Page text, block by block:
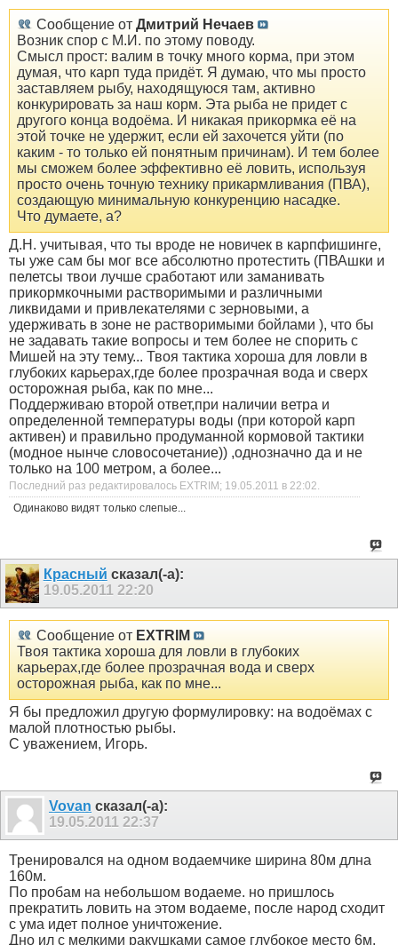
Сообщение от Дмитрий Нечаев
Возник спор с М.И. по этому поводу.
Смысл прост: валим в точку много корма, при этом
думая, что карп туда придёт. Я думаю, что мы просто
заставляем рыбу, находящуюся там, активно
конкурировать за наш корм. Эта рыба не придет с
другого конца водоёма. И никакая прикормка её на
этой точке не удержит, если ей захочется уйти (по
каким - то только ей понятным причинам). И тем более
мы сможем более эффективно её ловить, используя
просто очень точную технику прикармливания (ПВА),
создающую минимальную конкуренцию насадке.
Что думаете, а?
Д.Н. учитывая, что ты вроде не новичек в карпфишинге,
ты уже сам бы мог все абсолютно протестить (ПВАшки и
пелетсы твои лучше сработают или заманивать
прикормкочными растворимыми и различными
ликвидами и привлекателями с зерновыми, а
удерживать в зоне не растворимыми бойлами ), что бы
не задавать такие вопросы и тем более не спорить с
Мишей на эту тему... Твоя тактика хороша для ловли в
глубоких карьерах,где более прозрачная вода и сверх
осторожная рыба, как по мне...
Поддерживаю второй ответ,при наличии ветра и
определенной температуры воды (при которой карп
активен) и правильно продуманной кормовой тактики
(модное нынче словосочетание)) ,однозначно да и не
только на 100 метром, а более...
Последний раз редактировалось EXTRIM; 19.05.2011 в 22:02.
Одинаково видят только слепые...
Красный сказал(-а):
19.05.2011 22:20
Сообщение от EXTRIM
Твоя тактика хороша для ловли в глубоких
карьерах,где более прозрачная вода и сверх
осторожная рыба, как по мне...
Я бы предложил другую формулировку: на водоёмах с
малой плотностью рыбы.
С уважением, Игорь.
Vovan сказал(-а):
19.05.2011 22:37
Тренировался на одном водаемчике ширина 80м длна
160м.
По пробам на небольшом водаеме. но пришлось
прекратить ловить на этом водаеме, после народ сходит
с ума идет полное уничтожение.
Дно ил с мелкими ракушками самое глубокое место 6м.